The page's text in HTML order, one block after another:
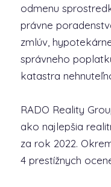
odmenu
právne
zmlúv,
správneho
katastra
RADO Reality
ako najlepšia
za rok 2022.
4 prestížnych